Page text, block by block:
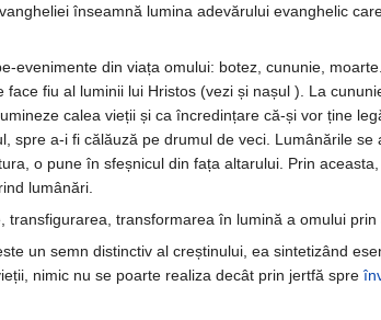
înseamnă lumina adevărului evanghelic
evenimente din viața omului: botez, cununie,
fiu al luminii lui Hristos (vezi și nașul ). La
calea vieții și ca încredințare că-și vor ține
spre a-i fi călăuză pe drumul de veci. Lumânările
o pune în sfeșnicul din fața altarului. Prin
lumânări.
transfigurarea, transformarea în lumină a omului
un semn distinctiv al creștinului, ea sintetizând
nimic nu se poarte realiza decât prin jertfă spre